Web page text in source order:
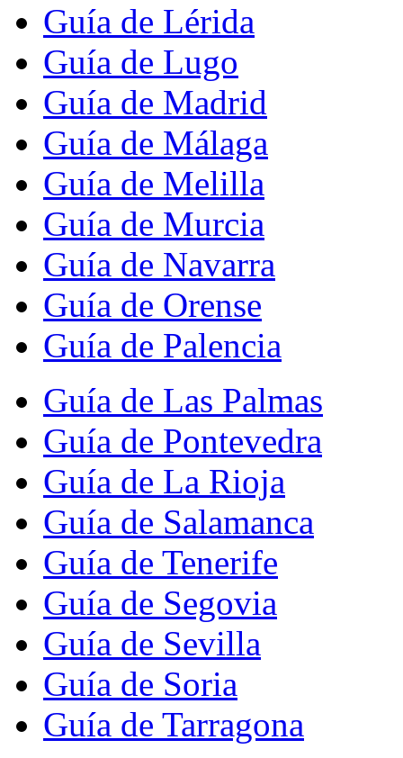
Guía de Lérida
Guía de Lugo
Guía de Madrid
Guía de Málaga
Guía de Melilla
Guía de Murcia
Guía de Navarra
Guía de Orense
Guía de Palencia
Guía de Las Palmas
Guía de Pontevedra
Guía de La Rioja
Guía de Salamanca
Guía de Tenerife
Guía de Segovia
Guía de Sevilla
Guía de Soria
Guía de Tarragona